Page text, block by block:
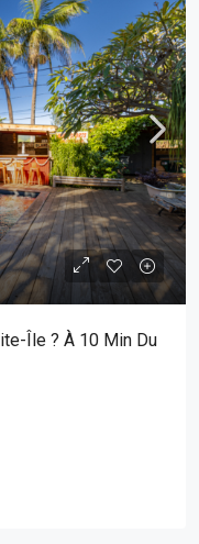
Île ? À 10 Min Du